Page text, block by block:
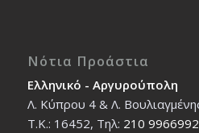
Νότια Προάστια
Ελληνικό - Αργυρούπολη
Λ. Κύπρου 4 & Λ.
T.K.: 16452, Τηλ: 210 9966992